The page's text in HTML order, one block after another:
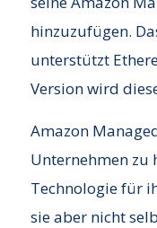
hinzuzufügen.
unterstützt
Version wird
Amazon
Unternehmen zu
Technologie für
sie aber nicht